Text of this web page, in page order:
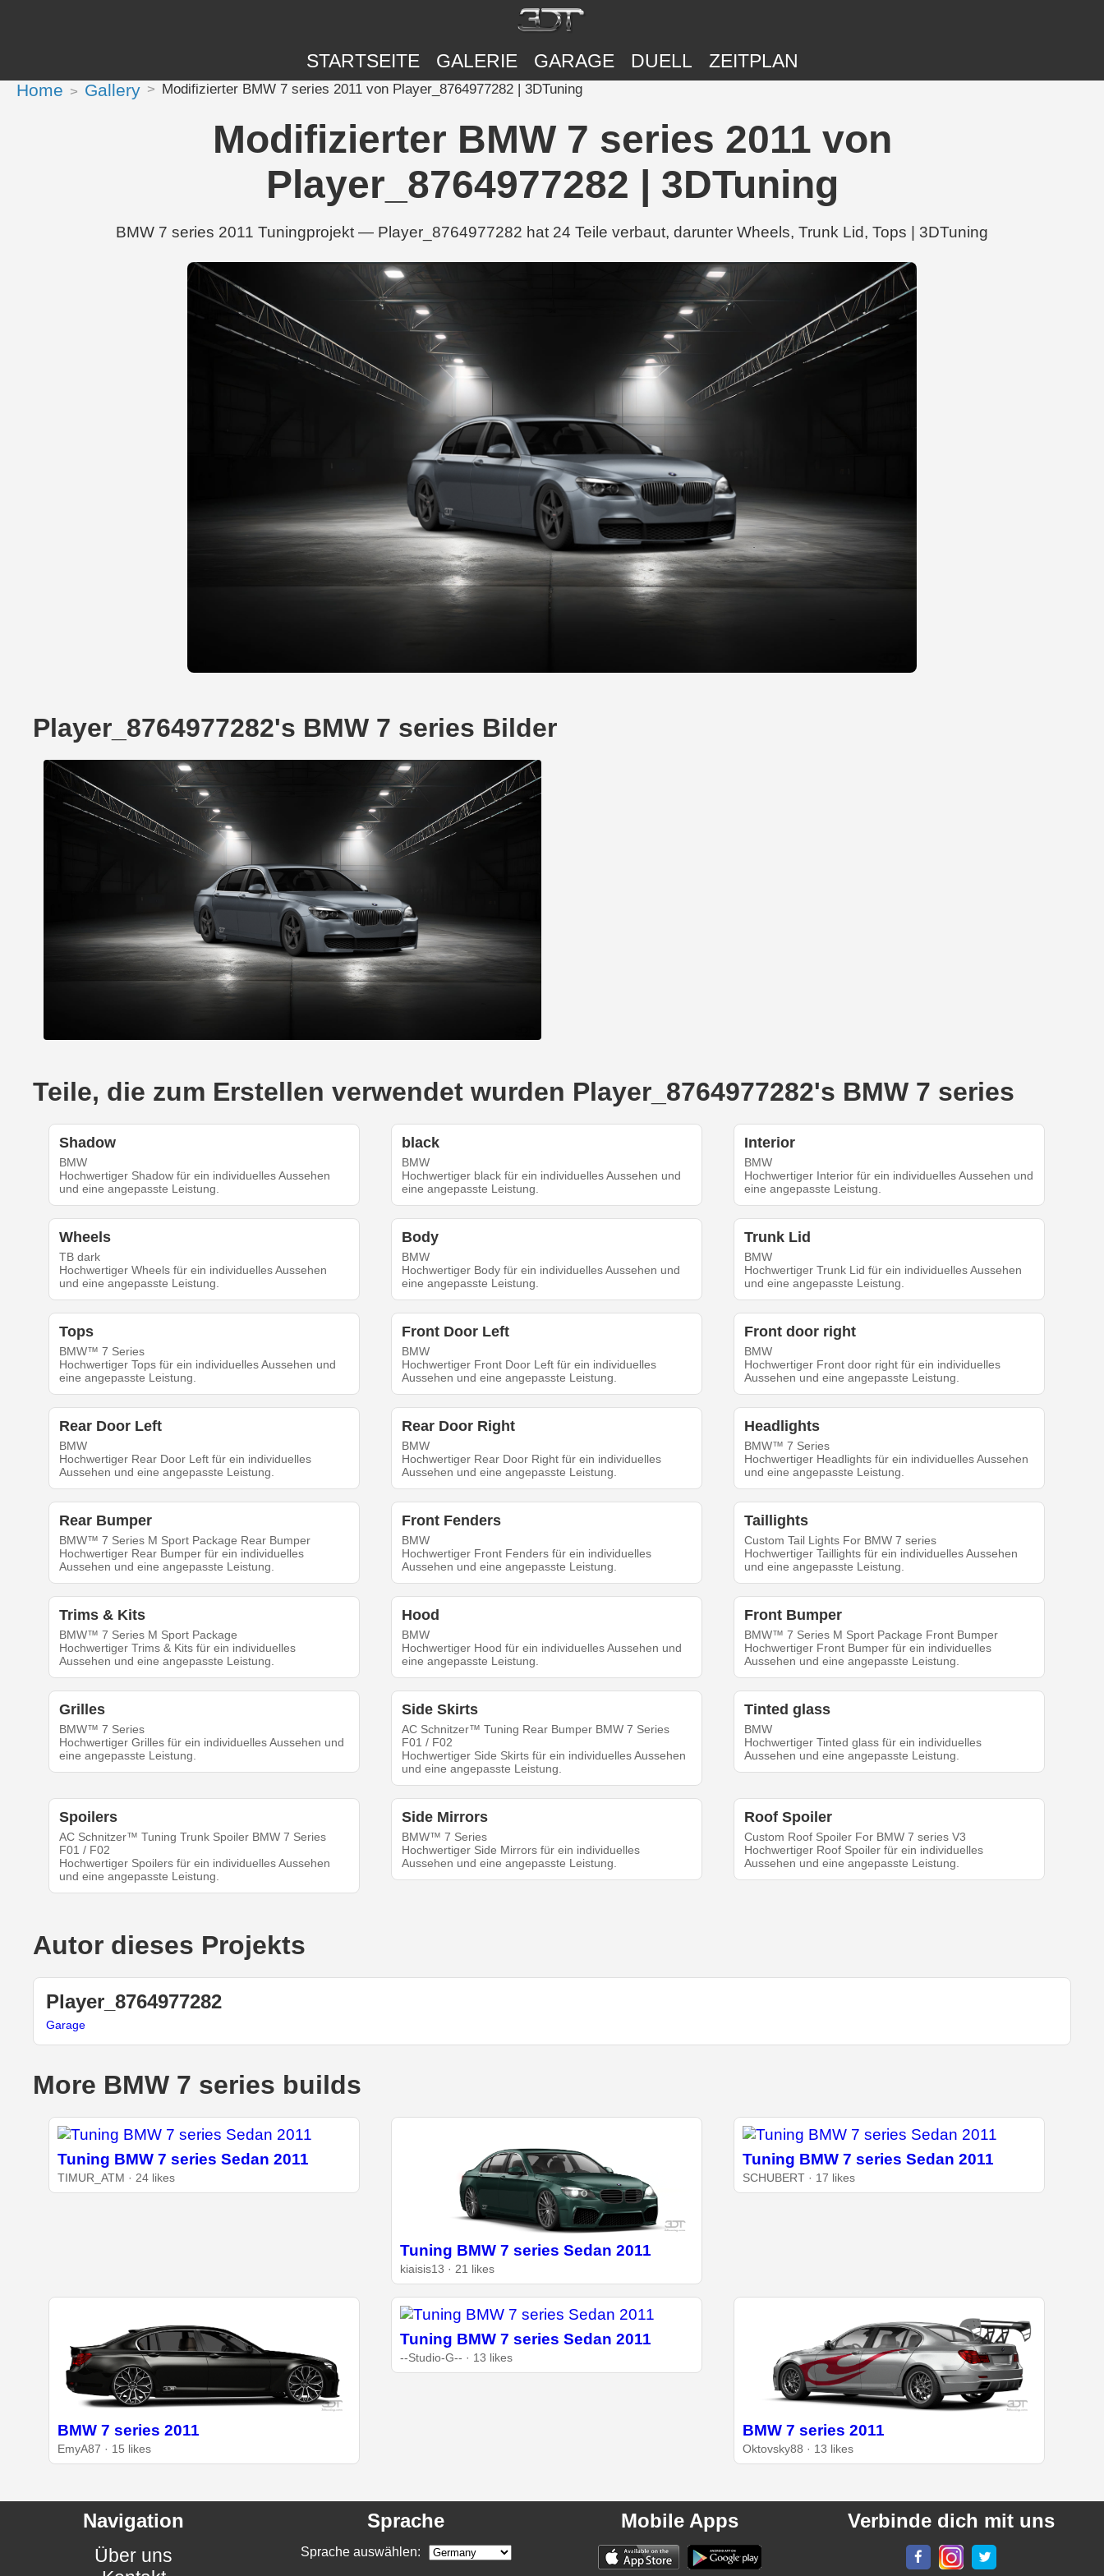
STARTSEITE GALERIE GARAGE DUELL ZEITPLAN
Home Gallery Modifizierter BMW 7 series 2011 von Player_8764977282 | 3DTuning
Modifizierter BMW 7 series 2011 von
Player_8764977282 | 3DTuning
BMW 7 series 2011 Tuningprojekt — Player_8764977282 hat 24 Teile verbaut, darunter Wheels, Trunk Lid, Tops | 3DTuning
Player_8764977282's BMW 7 series Bilder
Teile, die zum Erstellen verwendet wurden Player_8764977282's BMW 7 series
Shadow
BMW
Hochwertiger Shadow für ein individuelles Aussehen
und eine angepasste Leistung.
black
BMW
Hochwertiger black für ein individuelles Aussehen und
eine angepasste Leistung.
Interior
BMW
Hochwertiger Interior für ein individuelles Aussehen und
eine angepasste Leistung.
Wheels
TB dark
Hochwertiger Wheels für ein individuelles Aussehen
und eine angepasste Leistung.
Body
BMW
Hochwertiger Body für ein individuelles Aussehen und
eine angepasste Leistung.
Trunk Lid
BMW
Hochwertiger Trunk Lid für ein individuelles Aussehen
und eine angepasste Leistung.
Tops
BMW™ 7 Series
Hochwertiger Tops für ein individuelles Aussehen und
eine angepasste Leistung.
Front Door Left
BMW
Hochwertiger Front Door Left für ein individuelles
Aussehen und eine angepasste Leistung.
Front door right
BMW
Hochwertiger Front door right für ein individuelles
Aussehen und eine angepasste Leistung.
Rear Door Left
BMW
Hochwertiger Rear Door Left für ein individuelles
Aussehen und eine angepasste Leistung.
Rear Door Right
BMW
Hochwertiger Rear Door Right für ein individuelles
Aussehen und eine angepasste Leistung.
Headlights
BMW™ 7 Series
Hochwertiger Headlights für ein individuelles Aussehen
und eine angepasste Leistung.
Rear Bumper
BMW™ 7 Series M Sport Package Rear Bumper
Hochwertiger Rear Bumper für ein individuelles
Aussehen und eine angepasste Leistung.
Front Fenders
BMW
Hochwertiger Front Fenders für ein individuelles
Aussehen und eine angepasste Leistung.
Taillights
Custom Tail Lights For BMW 7 series
Hochwertiger Taillights für ein individuelles Aussehen
und eine angepasste Leistung.
Trims & Kits
BMW™ 7 Series M Sport Package
Hochwertiger Trims & Kits für ein individuelles
Aussehen und eine angepasste Leistung.
Hood
BMW
Hochwertiger Hood für ein individuelles Aussehen und
eine angepasste Leistung.
Front Bumper
BMW™ 7 Series M Sport Package Front Bumper
Hochwertiger Front Bumper für ein individuelles
Aussehen und eine angepasste Leistung.
Grilles
BMW™ 7 Series
Hochwertiger Grilles für ein individuelles Aussehen und
eine angepasste Leistung.
Side Skirts
AC Schnitzer™ Tuning Rear Bumper BMW 7 Series
F01 / F02
Hochwertiger Side Skirts für ein individuelles Aussehen
und eine angepasste Leistung.
Tinted glass
BMW
Hochwertiger Tinted glass für ein individuelles
Aussehen und eine angepasste Leistung.
Spoilers
AC Schnitzer™ Tuning Trunk Spoiler BMW 7 Series
F01 / F02
Hochwertiger Spoilers für ein individuelles Aussehen
und eine angepasste Leistung.
Side Mirrors
BMW™ 7 Series
Hochwertiger Side Mirrors für ein individuelles
Aussehen und eine angepasste Leistung.
Roof Spoiler
Custom Roof Spoiler For BMW 7 series V3
Hochwertiger Roof Spoiler für ein individuelles
Aussehen und eine angepasste Leistung.
Autor dieses Projekts
Player_8764977282
Garage
More BMW 7 series builds
Tuning BMW 7 series Sedan 2011
TIMUR_ATM · 24 likes
Tuning BMW 7 series Sedan 2011
kiaisis13 · 21 likes
Tuning BMW 7 series Sedan 2011
SCHUBERT · 17 likes
BMW 7 series 2011
EmyA87 · 15 likes
Tuning BMW 7 series Sedan 2011
--Studio-G-- · 13 likes
BMW 7 series 2011
Oktovsky88 · 13 likes
Navigation
Über uns
Sprache
Sprache auswählen:
Mobile Apps Verbinde dich mit uns